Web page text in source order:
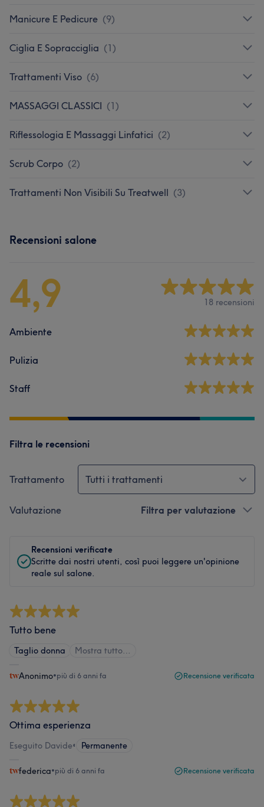
Manicure E Pedicure (9)
Ciglia E Sopracciglia (1)
Trattamenti Viso (6)
MASSAGGI CLASSICI (1)
Riflessologia E Massaggi Linfatici (2)
Scrub Corpo (2)
Trattamenti Non Visibili Su Treatwell (3)
Recensioni salone
4,9 18 recensioni
Ambiente
Pulizia
Staff
Filtra le recensioni
Trattamento Tutti i trattamenti
Valutazione Filtra per valutazione
Recensioni verificate
Scritte dai nostri utenti, così puoi leggere un'opinione
reale sul salone.
Tutto bene
Taglio donna Mostra tutto…
Anonimo•più di 6 anni fa Recensione verificata
Ottima esperienza
Eseguito Davide• Permanente
federica•più di 6 anni fa Recensione verificata